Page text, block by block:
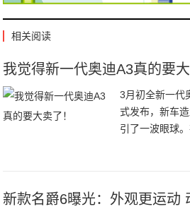
相关阅读
我觉得新一代奥迪A3真的要大
3月初全新一代
式发布，新车
引了一波眼球
不久后，国产
新款名爵6曝光：外观更运动